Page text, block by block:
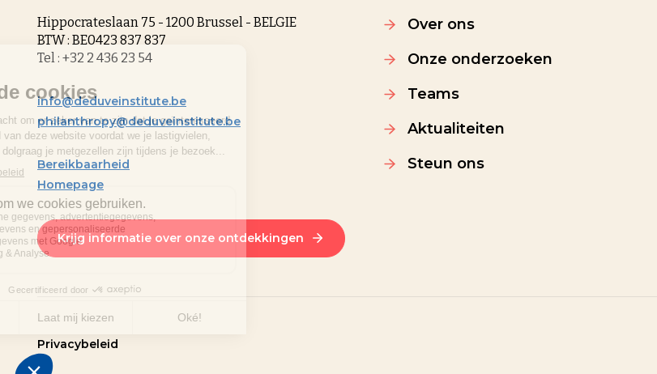
Hippocrateslaan 75 - 1200 Brussel - BELGIE
BTW : BE0423 837 837
Tel : +32 2 436 23 54
info@deduveinstitute.be
philanthropy@deduveinstitute.be
Bereikbaarheid
Homepage
Krijg informatie over onze ontdekkingen
Over ons
Onze onderzoeken
Teams
Aktualiteiten
Steun ons
Privacybeleid